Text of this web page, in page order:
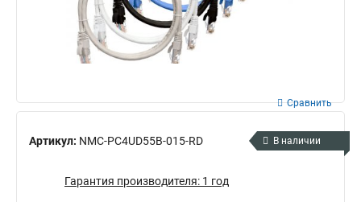
Артикул: NMC-PC4UD55B-015-RD
Сравнить
В наличии
Гарантия производителя: 1 год